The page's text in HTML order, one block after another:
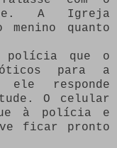
A Igreja
quanto
polícia que o
para a
ele responde
O celular
à polícia e
ficar pronto